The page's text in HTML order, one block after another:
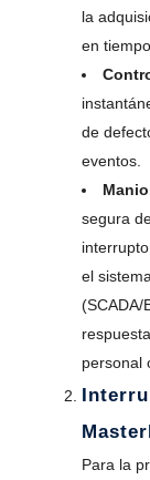
la
en
de
eventos.
segura
el
(SCADA/
personal
Para la